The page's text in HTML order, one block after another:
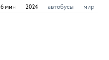
6 мин 2024 автобусы мир